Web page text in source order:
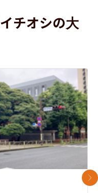
チオシの大
次